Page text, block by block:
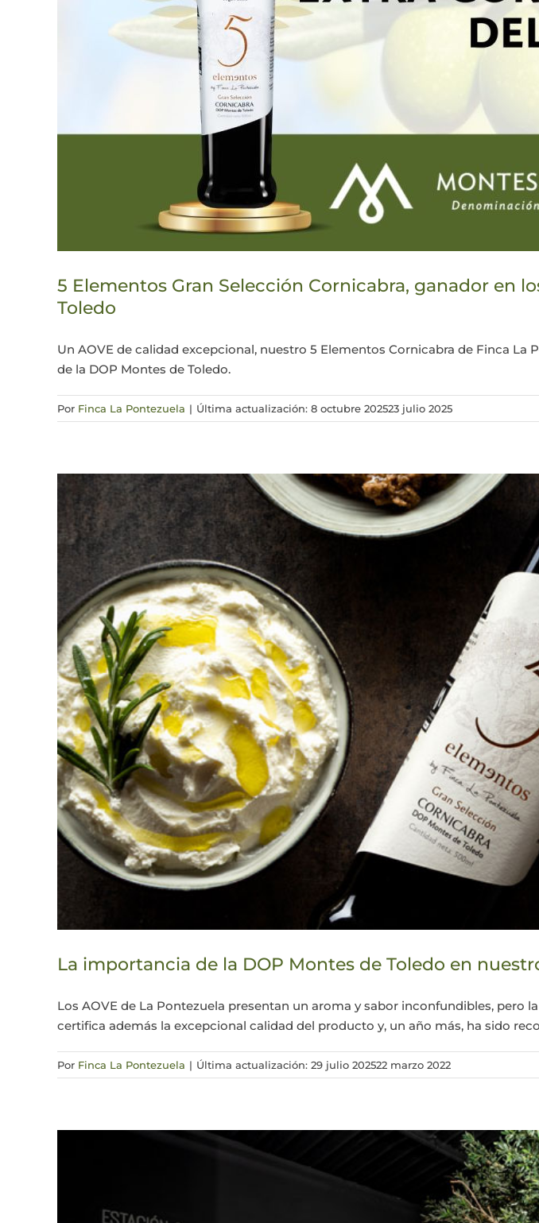
5 Elementos Gran Selección Cornicabra, ganador en
Toledo
Un AOVE de calidad excepcional, nuestro 5 Elementos Cornicabra de Finca
de la DOP Montes de Toledo.
Por Finca La Pontezuela | Última actualización: 8 octubre 202523 julio 2025
La importancia de la DOP Montes de Toledo en
Los AOVE de La Pontezuela presentan un aroma y sabor inconfundibles,
certifica además la excepcional calidad del producto y, un año más, ha sido
Por Finca La Pontezuela | Última actualización: 29 julio 202522 marzo 2022